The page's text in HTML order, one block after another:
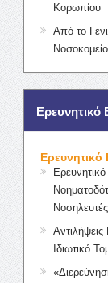
Κορωπίου
Από το
Ερευνητικό
Αντιλήψεις
Ιδιωτικό